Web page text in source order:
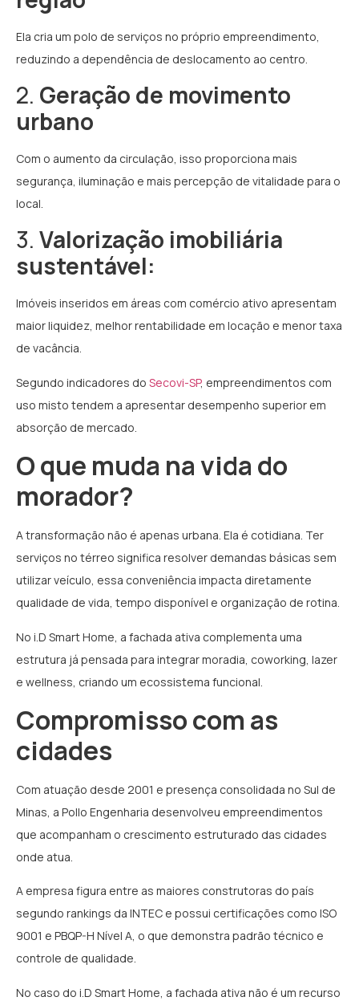
Ela cria um polo de serviços no próprio empreendimento,
reduzindo a dependência de deslocamento ao centro.
2. Geração de movimento
urbano
Com o aumento da circulação, isso proporciona mais
segurança, iluminação e mais percepção de vitalidade para o
local.
3. Valorização imobiliária
sustentável:
Imóveis inseridos em áreas com comércio ativo apresentam
maior liquidez, melhor rentabilidade em locação e menor taxa
de vacância.
Segundo indicadores do Secovi-SP, empreendimentos com
uso misto tendem a apresentar desempenho superior em
absorção de mercado.
O que muda na vida do
morador?
A transformação não é apenas urbana. Ela é cotidiana. Ter
serviços no térreo significa resolver demandas básicas sem
utilizar veículo, essa conveniência impacta diretamente
qualidade de vida, tempo disponível e organização de rotina.
No i.D Smart Home, a fachada ativa complementa uma
estrutura já pensada para integrar moradia, coworking, lazer
e wellness, criando um ecossistema funcional.
Compromisso com as
cidades
Com atuação desde 2001 e presença consolidada no Sul de
Minas, a Pollo Engenharia desenvolveu empreendimentos
que acompanham o crescimento estruturado das cidades
onde atua.
A empresa figura entre as maiores construtoras do país
segundo rankings da INTEC e possui certificações como ISO
9001 e PBQP-H Nível A, o que demonstra padrão técnico e
controle de qualidade.
No caso do i.D Smart Home, a fachada ativa não é um recurso